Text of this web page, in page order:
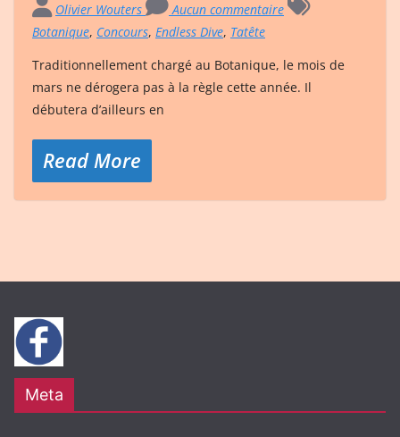
Olivier Wouters
Aucun commentaire
Botanique, Concours, Endless Dive, Tatête
Traditionnellement chargé au Botanique, le mois de
mars ne dérogera pas à la règle cette année. Il
débutera d’ailleurs en
Read More
Meta